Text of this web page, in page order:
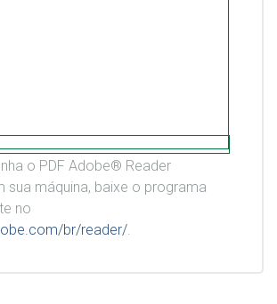
o PDF Adobe® Reader
sua máquina, baixe o programa
no
br/reader/.